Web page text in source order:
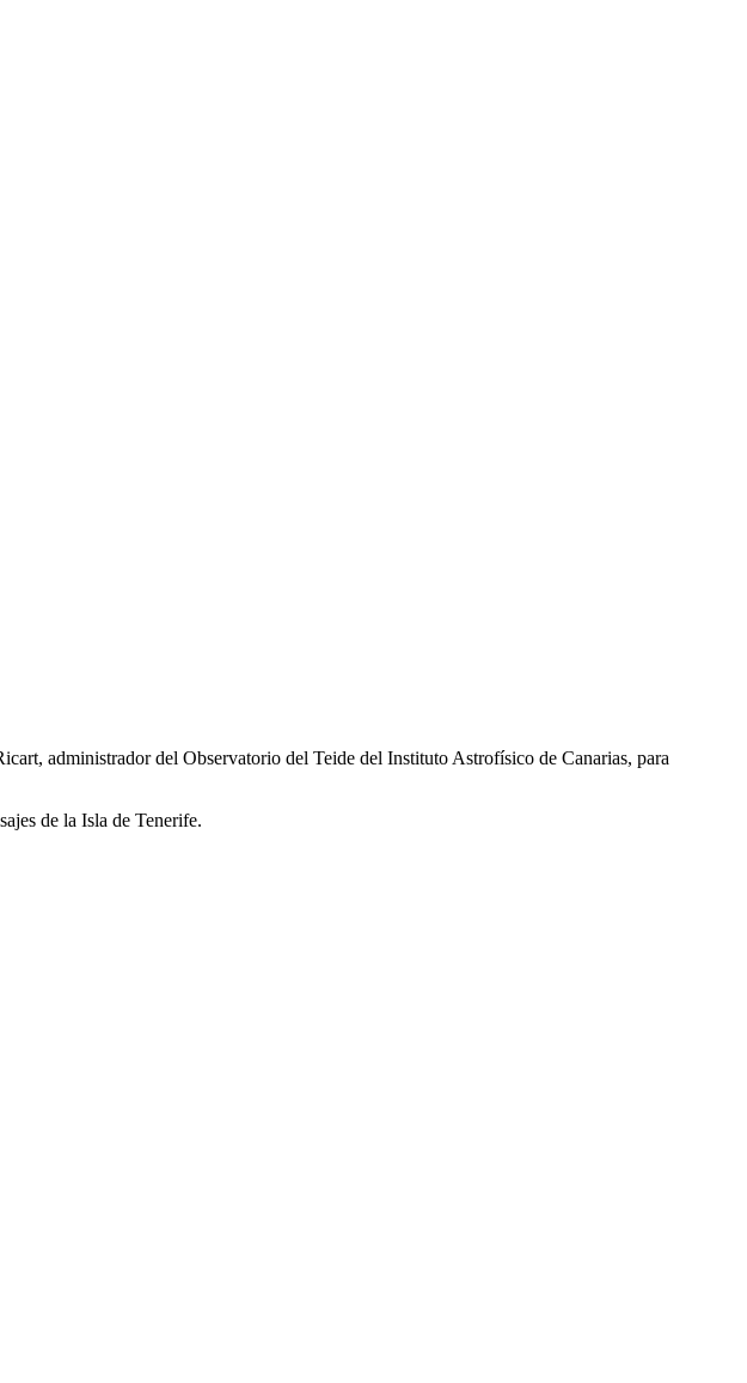
administrador del Observatorio del Teide del Instituto Astrofísico de Canarias, para
de la Isla de Tenerife.